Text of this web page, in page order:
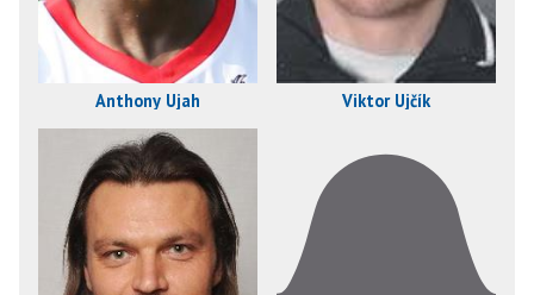
Anthony Ujah Viktor Ujčík